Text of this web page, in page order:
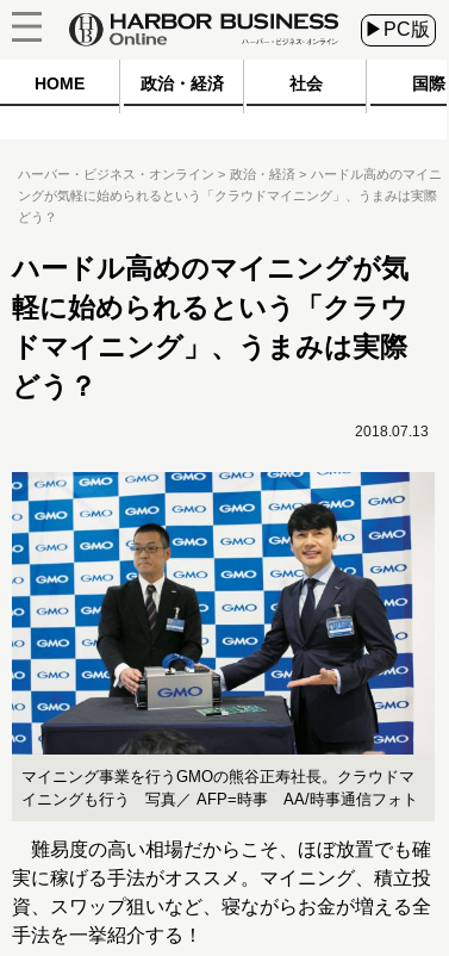
▶PC版
HOME 政治・経済 社会 国際
ハーバー・ビジネス・オンライン 政治・経済
ハードル高めのマイニ
ングが気軽に始められるという「クラウドマイニング」、うまみは実際
どう？
ハードル高めのマイニングが気
軽に始められるという「クラウ
ドマイニング」、うまみは実際
どう？
2018.07.13
マイニング事業を行うGMOの熊谷正寿社長。クラウドマ
イニングも行う 写真／ AFP=時事 AA/時事通信フォト
難易度の高い相場だからこそ、ほぼ放置でも確
実に稼げる手法がオススメ。マイニング、積立投
資、スワップ狙いなど、寝ながらお金が増える全
手法を一挙紹介する！